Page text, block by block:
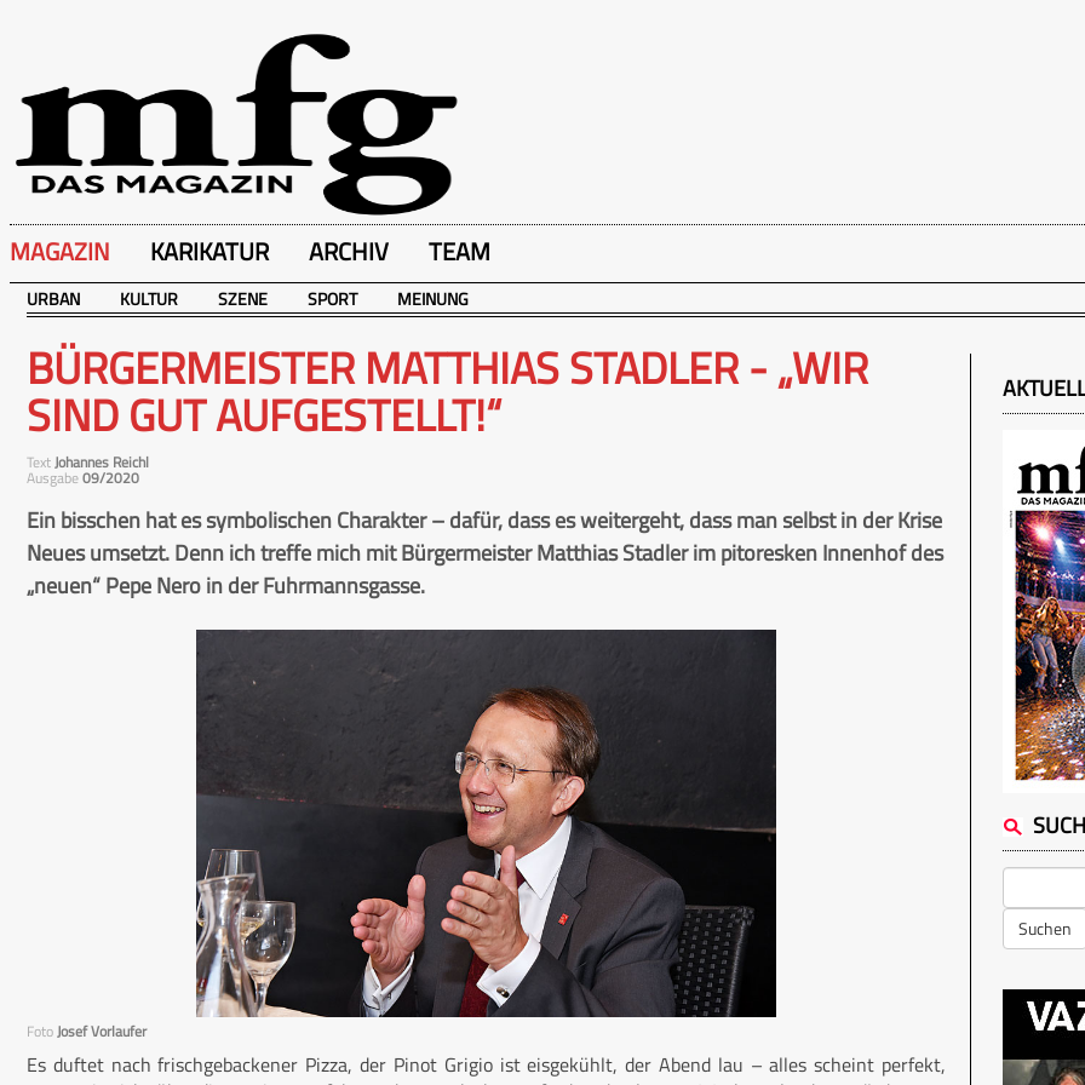
MAGAZIN KARIKATUR ARCHIV TEAM
URBAN KULTUR SZENE SPORT MEINUNG
BÜRGERMEISTER MATTHIAS STADLER - „WIR
SIND GUT AUFGESTELLT!“
TextJohannes Reichl
Ausgabe09/2020
Ein bisschen hat es symbolischen Charakter – dafür, dass es weitergeht, dass man selbst in der Krise
Neues umsetzt. Denn ich treffe mich mit Bürgermeister Matthias Stadler im pitoresken Innenhof des
„neuen“ Pepe Nero in der Fuhrmannsgasse.
FotoJosef Vorlaufer
Es duftet nach frischgebackener Pizza, der Pinot Grigio ist eisgekühlt, der Abend lau – alles scheint perfekt,
Suchen